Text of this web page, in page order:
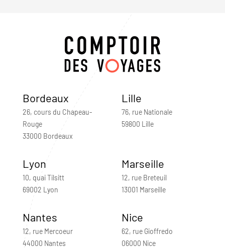
Bordeaux
26, cours du Chapeau-
Rouge
33000 Bordeaux
Lille
76, rue Nationale
59800 Lille
Lyon
10, quai Tilsitt
69002 Lyon
Marseille
12, rue Breteuil
13001 Marseille
Nantes
12, rue Mercoeur
44000 Nantes
Nice
62, rue Gioffredo
06000 Nice